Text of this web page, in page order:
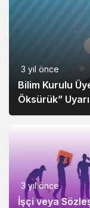
3 yıl önce
Bilim Kurulu
Öksürük”
3 yıl önce
İşçi veya